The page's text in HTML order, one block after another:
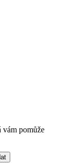
vám pomůže